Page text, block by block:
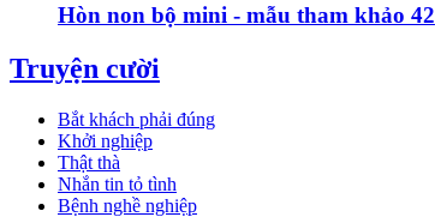
Hòn non bộ mini - mẫu tham khảo 42
Truyện cười
Bắt khách phải đúng
Khởi nghiệp
Thật thà
Nhắn tin tỏ tình
Bệnh nghề nghiệp